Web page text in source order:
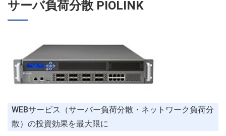
サーバ負荷分散 PIOLINK
WEBサービス（サーバー負荷分散・ネットワーク負荷分
散）の投資効果を最大限に